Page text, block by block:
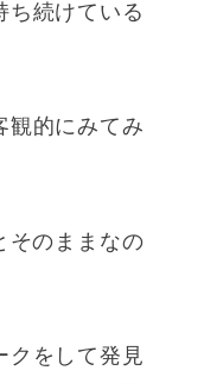
ち続けている
観的にみてみ
そのままなの
クをして発見